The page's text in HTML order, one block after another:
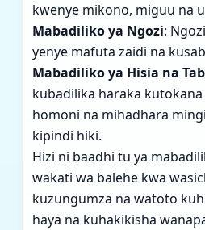
kwenye mikono, miguu na
Mabadiliko ya Ngozi:
yenye mafuta zaidi na
Mabadiliko ya Hisia na
kubadilika haraka
homoni na mihadhara
kipindi hiki.
Hizi ni baadhi tu ya
wakati wa balehe kwa
kuzungumza na watoto
haya na kuhakikisha